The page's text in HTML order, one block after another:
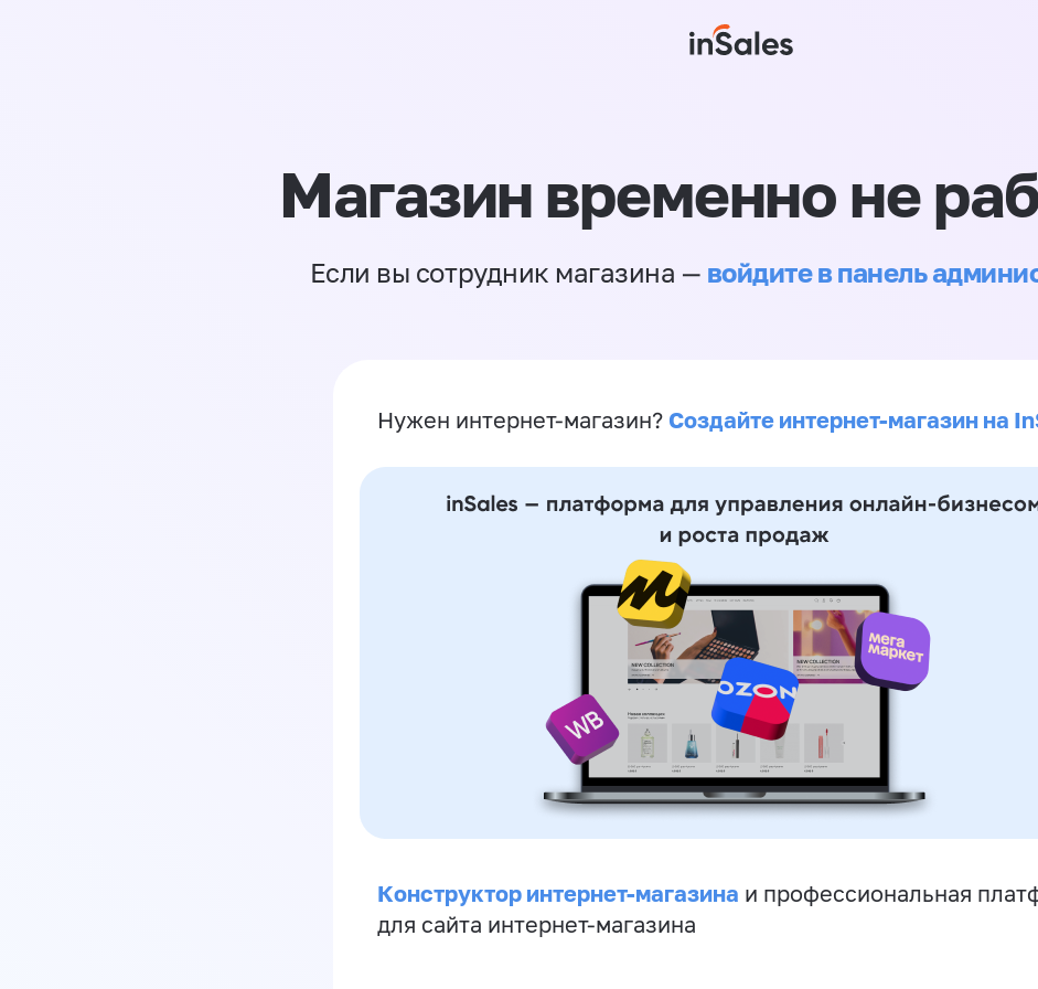
Магазин временно не
Если вы сотрудник магазина — войдите в панель
Нужен интернет-магазин? Создайте интернет-магазин на
Конструктор интернет-магазина и профессиональная
для сайта интернет-магазина